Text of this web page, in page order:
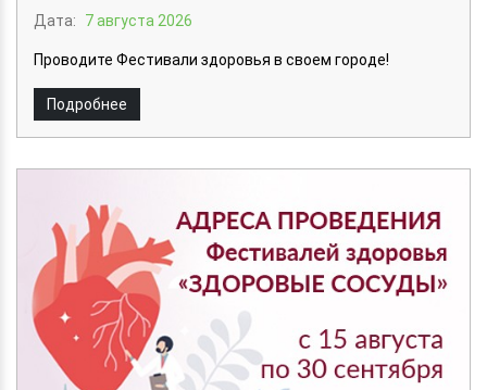
Дата: 7 августа 2026
Проводите Фестивали здоровья в своем городе!
Подробнее